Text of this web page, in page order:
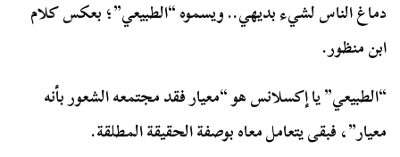
دماغ الناس لشيء بديهي.. ويسموه “الطبيعي”؛ بعكس كلام
ابن منظور.
“الطبيعي” يا إكسلانس هو “معيار فقد مجتمعه الشعور بأنه
معيار”، فبقى يتعامل معاه بوصفة الحقيقة المطلقة.